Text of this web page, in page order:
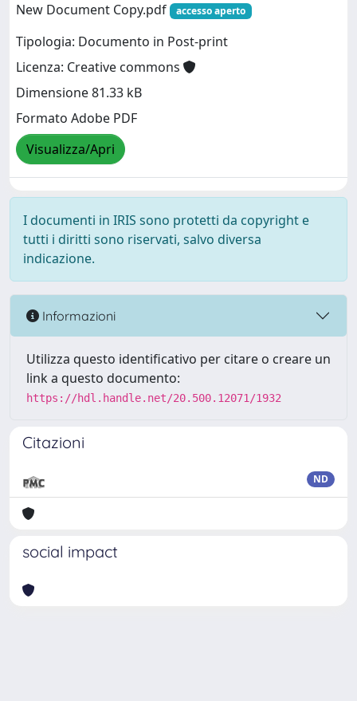
New Document Copy.pdf
accesso aperto
Tipologia: Documento in Post-print
Licenza: Creative commons
Dimensione 81.33 kB
Formato Adobe PDF
Visualizza/Apri
I documenti in IRIS sono protetti da copyright e
tutti i diritti sono riservati, salvo diversa
indicazione.
Informazioni
Utilizza questo identificativo per citare o creare un
link a questo documento:
https://hdl.handle.net/20.500.12071/1932
Citazioni
ND
social impact